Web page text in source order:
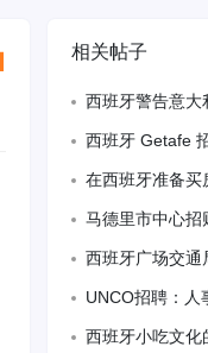
相关帖子
西班牙警告意大利如果保留申根边境
西班牙 Getafe 招司机兼兼职打包
在西班牙准备买房？先把房贷搞清楚｜西桥房贷服务 准
马德里市中心招财务
西班牙广场交通局背面地铁10号线foneria
UNCO招聘：人
西班牙小吃文化的起